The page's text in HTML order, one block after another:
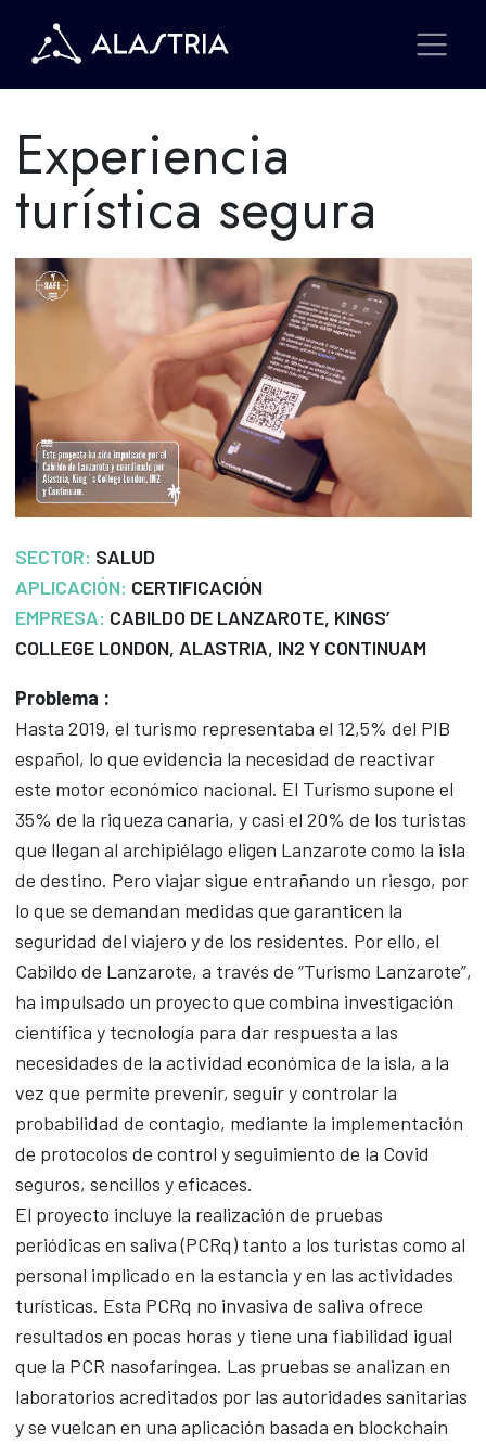
Experiencia
turística segura
SECTOR: SALUD
APLICACIÓN: CERTIFICACIÓN
EMPRESA: CABILDO DE LANZAROTE, KINGS’
COLLEGE LONDON, ALASTRIA, IN2 Y CONTINUAM
Problema :
Hasta 2019, el turismo representaba el 12,5% del PIB
español, lo que evidencia la necesidad de reactivar
este motor económico nacional. El Turismo supone el
35% de la riqueza canaria, y casi el 20% de los turistas
que llegan al archipiélago eligen Lanzarote como la isla
de destino. Pero viajar sigue entrañando un riesgo, por
lo que se demandan medidas que garanticen la
seguridad del viajero y de los residentes. Por ello, el
Cabildo de Lanzarote, a través de “Turismo Lanzarote”,
ha impulsado un proyecto que combina investigación
científica y tecnología para dar respuesta a las
necesidades de la actividad económica de la isla, a la
vez que permite prevenir, seguir y controlar la
probabilidad de contagio, mediante la implementación
de protocolos de control y seguimiento de la Covid
seguros, sencillos y eficaces.
El proyecto incluye la realización de pruebas
periódicas en saliva (PCRq) tanto a los turistas como al
personal implicado en la estancia y en las actividades
turísticas. Esta PCRq no invasiva de saliva ofrece
resultados en pocas horas y tiene una fiabilidad igual
que la PCR nasofaríngea. Las pruebas se analizan en
laboratorios acreditados por las autoridades sanitarias
y se vuelcan en una aplicación basada en blockchain